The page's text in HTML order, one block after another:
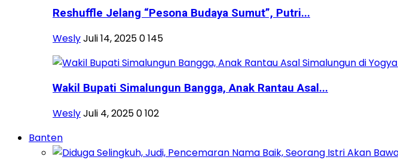
Reshuffle Jelang “Pesona Budaya Sumut”, Putri...
WeslyJuli 14, 20250145
Wakil Bupati Simalungun Bangga, Anak Rantau Asal...
WeslyJuli 4, 20250102
Banten